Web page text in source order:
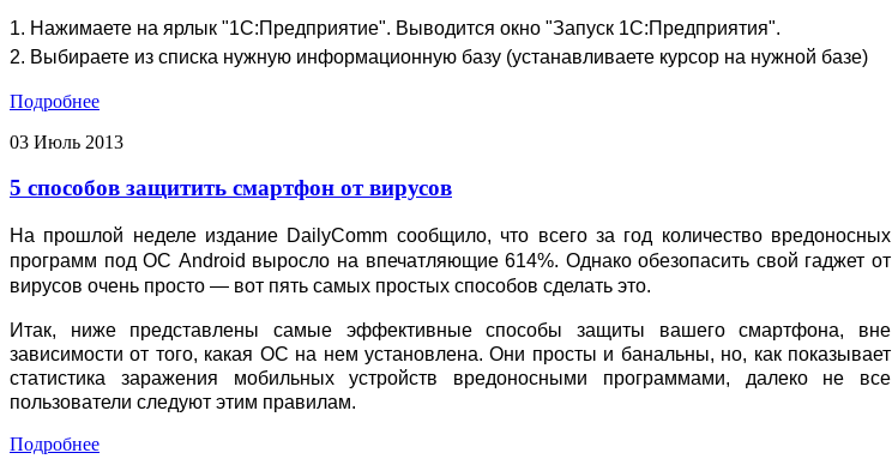
1. Нажимаете на ярлык "1С:Предприятие". Выводится окно "Запуск 1С:Предприятия".
2. Выбираете из списка нужную информационную базу (устанавливаете курсор на нужной базе)
Подробнее
03 Июль 2013
5 способов защитить смартфон от вирусов
На прошлой неделе издание DailyComm сообщило, что всего за год количество вредоносных
программ под ОС Android выросло на впечатляющие 614%. Однако обезопасить свой гаджет от
вирусов очень просто — вот пять самых простых способов сделать это.
Итак, ниже представлены самые эффективные способы защиты вашего смартфона, вне
зависимости от того, какая ОС на нем установлена. Они просты и банальны, но, как показывает
статистика заражения мобильных устройств вредоносными программами, далеко не все
пользователи следуют этим правилам.
Подробнее